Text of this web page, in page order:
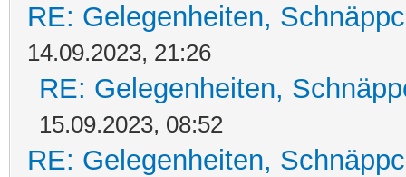
RE: Gelegenheiten,
14.09.2023, 21:26
RE: Gelegenheiten,
15.09.2023, 08:52
RE: Gelegenheiten,